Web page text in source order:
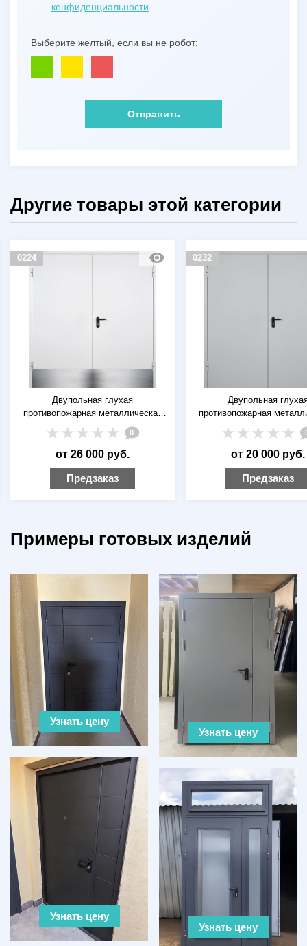
конфиденциальности
Выберите желтый, если вы не робот:
Отправить
Другие товары этой категории
0224
Двупольная глухая
противопожарная металлическая
дверь ДПМ-02 EI-60 RAL 9016
(белая) с отбойниками
0
от 26 000 руб.
Предзаказ
0232
Двупольная
противопожарная
дверь ДПМ-02 EI-60
(серая)
от 20 000 руб.
Предзаказ
Примеры готовых изделий
Узнать цену
Узнать цену
Узнать цену
Узнать цену